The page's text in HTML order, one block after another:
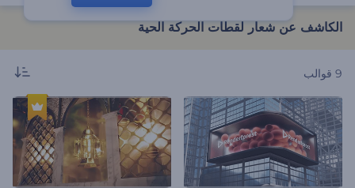
الكاشف عن شعار لقطات الحركة الحية
9 قوالب